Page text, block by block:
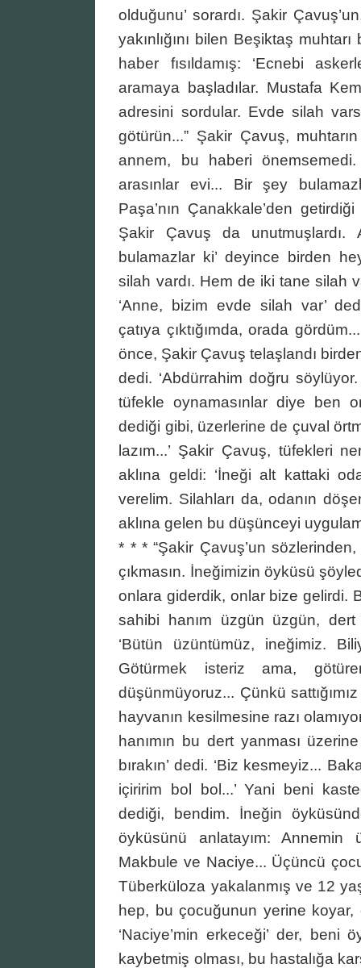
olduğunu’ sorardı. Şakir
yakınlığını bilen Beşiktaş
haber fısıldamış: ‘Ecnebi
aramaya başladılar. Mustafa
adresini sordular. Evde silah
götürün...” Şakir Çavuş,
annem, bu haberi
arasınlar evi... Bir şey
Paşa’nın Çanakkale’den
Şakir Çavuş da
bulamazlar ki’ deyince birden
silah vardı. Hem de iki tane silah
‘Anne, bizim evde silah var’
çatıya çıktığımda, orada
önce, Şakir Çavuş telaşlandı
dedi. ‘Abdürrahim doğru
tüfekle oynamasınlar diye ben
dediği gibi, üzerlerine de çuval
lazım...’ Şakir Çavuş, tüfekleri
aklına geldi: ‘İneği alt kattaki
verelim. Silahları da, odanın
aklına gelen bu düşünceyi
* * * “Şakir Çavuş’un
çıkmasın. İneğimizin öyküsü
onlara giderdik, onlar bize gelirdi.
sahibi hanım üzgün üzgün, dert
‘Bütün üzüntümüz, ineğimiz.
Götürmek isteriz ama,
düşünmüyoruz... Çünkü
hayvanın kesilmesine razı
hanımın bu dert yanması
bırakın’ dedi. ‘Biz kesmeyiz...
içiririm bol bol...’ Yani beni
dediği, bendim. İneğin
öyküsünü anlatayım:
Makbule ve Naciye... Üçüncü
Tüberküloza yakalanmış ve 12
hep, bu çocuğunun yerine
‘Naciye’min erkeceği’ der, beni
kaybetmiş olması, bu hastalığa